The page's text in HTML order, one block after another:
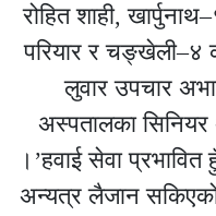
रोहित शाही,
परियार र चङ्खेली–४
लुवार उपचार
अस्पतालका सिनियर
।’हवाई सेवा प्रभावित
अन्यत्र लैजान